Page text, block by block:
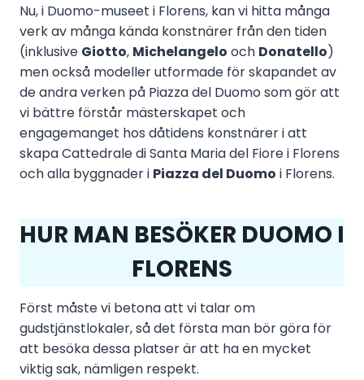
Nu, i Duomo-museet i Florens, kan vi hitta många
verk av många kända konstnärer från den tiden
(inklusive Giotto, Michelangelo och Donatello)
men också modeller utformade för skapandet av
de andra verken på Piazza del Duomo som gör att
vi bättre förstår mästerskapet och
engagemanget hos dåtidens konstnärer i att
skapa Cattedrale di Santa Maria del Fiore i Florens
och alla byggnader i Piazza del Duomo i Florens.
HUR MAN BESÖKER DUOMO I
FLORENS
Först måste vi betona att vi talar om
gudstjänstlokaler, så det första man bör göra för
att besöka dessa platser är att ha en mycket
viktig sak, nämligen respekt.